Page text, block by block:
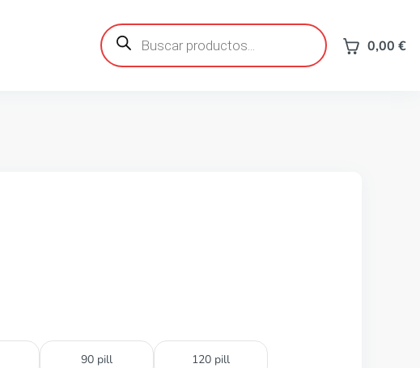
Búsqueda
de
productos 0,00 €
90 pill 120 pill